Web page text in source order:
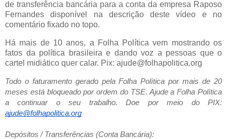
de transferência bancária para a conta da empresa Raposo
Fernandes disponível na descrição deste vídeo e no
comentário fixado no topo.
Há mais de 10 anos, a Folha Política vem mostrando os
fatos da política brasileira e dando voz a pessoas que o
cartel midiático quer calar. Pix: ajude@folhapolitica.org
Todo o faturamento gerado pela Folha Política por mais de 20
meses está bloqueado por ordem do TSE. Ajude a Folha Política
a continuar o seu trabalho. Doe por meio do PIX:
ajude@folhapolitica.org
Depósitos / Transferências (Conta Bancária):